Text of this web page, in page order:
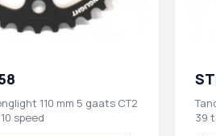
110 mm 5 gaats CT2
speed
39